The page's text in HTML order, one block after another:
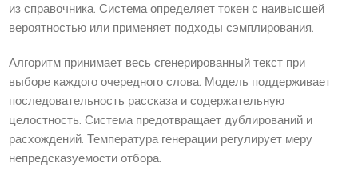
из справочника. Система определяет токен с наивысшей
вероятностью или применяет подходы сэмплирования.
Алгоритм принимает весь сгенерированный текст при
выборе каждого очередного слова. Модель поддерживает
последовательность рассказа и содержательную
целостность. Система предотвращает дублирований и
расхождений. Температура генерации регулирует меру
непредсказуемости отбора.